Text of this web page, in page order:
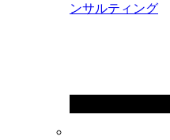
ンサルティング